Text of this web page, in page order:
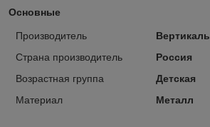
Основные
Производитель
Вертикаль
Страна производитель
Россия
Возрастная группа
Детская
Материал
Металл